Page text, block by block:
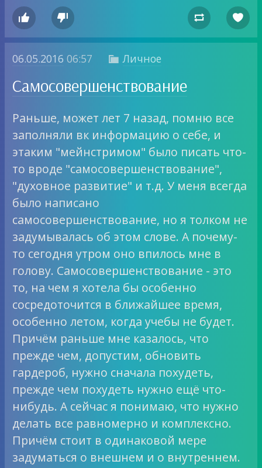
   
06.05.2016 06:57  Личное
Самосовершенствование
Раньше, может лет 7 назад, помню все
заполняли вк информацию о себе, и
этаким "мейнстримом" было писать что-
то вроде "самосовершенствование",
"духовное развитие" и т.д. У меня всегда
было написано
самосовершенствование, но я толком не
задумывалась об этом слове. А почему-
то сегодня утром оно впилось мне в
голову. Самосовершенствование - это
то, на чем я хотела бы особенно
сосредоточится в ближайшее время,
особенно летом, когда учебы не будет.
Причём раньше мне казалось, что
прежде чем, допустим, обновить
гардероб, нужно сначала похудеть,
прежде чем похудеть нужно ещё что-
нибудь. А сейчас я понимаю, что нужно
делать все равномерно и комплексно.
Причём стоит в одинаковой мере
задуматься о внешнем и о внутреннем.